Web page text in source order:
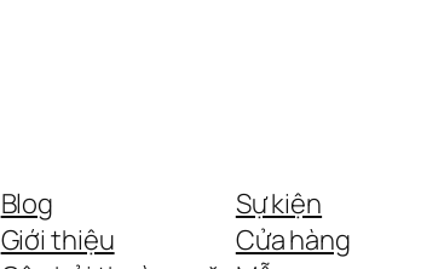
Blog
Giới thiệu
Sự kiện
Cửa hàng